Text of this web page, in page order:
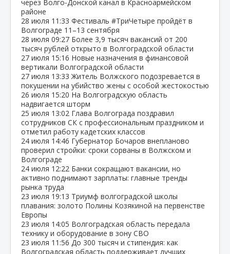
через Волго‑Донской канал в Красноармейском
районе
28 июля 11:33 Фестиваль #ТриЧетыре пройдёт в
Волгограде 11–13 сентября
28 июля 09:27 Более 3,9 тысяч вакансий от 200
тысяч рублей открыто в Волгоградской области
27 июля 15:16 Новые назначения в финансовой
вертикали Волгоградской области
27 июля 13:33 Житель Волжского подозревается в
покушении на убийство жены с особой жестокостью
26 июля 15:20 На Волгоградскую область
надвигается шторм
25 июля 13:02 Глава Волгограда поздравил
сотрудников СК с профессиональным праздником и
отметил работу кадетских классов
24 июля 14:46 Губернатор Бочаров внепланово
проверил стройки: сроки сорваны в Волжском и
Волгограде
24 июля 12:22 Банки сокращают вакансии, но
активно поднимают зарплаты: главные тренды
рынка труда
23 июля 19:13 Триумф волгоградской школы
плавания: золото Полины Козякиной на первенстве
Европы
23 июля 14:05 Волгоградская область передала
технику и оборудование в зону СВО
23 июля 11:56 До 300 тысяч и стипендия: как
Волгоградская область поддерживает лучших